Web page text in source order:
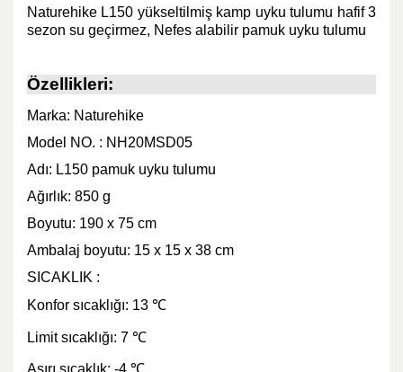
Naturehike L150 yükseltilmiş kamp uyku tulumu hafif 3
sezon su geçirmez, Nefes alabilir pamuk uyku tulumu
Özellikleri:
Marka: Naturehike
Model NO. : NH20MSD05
Adı: L150 pamuk uyku tulumu
Ağırlık: 850 g
Boyutu: 190 x 75 cm
Ambalaj boyutu: 15 x 15 x 38 cm
SICAKLIK :
Konfor sıcaklığı: 13 ℃
Limit sıcaklığı: 7 ℃
Aşırı sıcaklık: -4 ℃